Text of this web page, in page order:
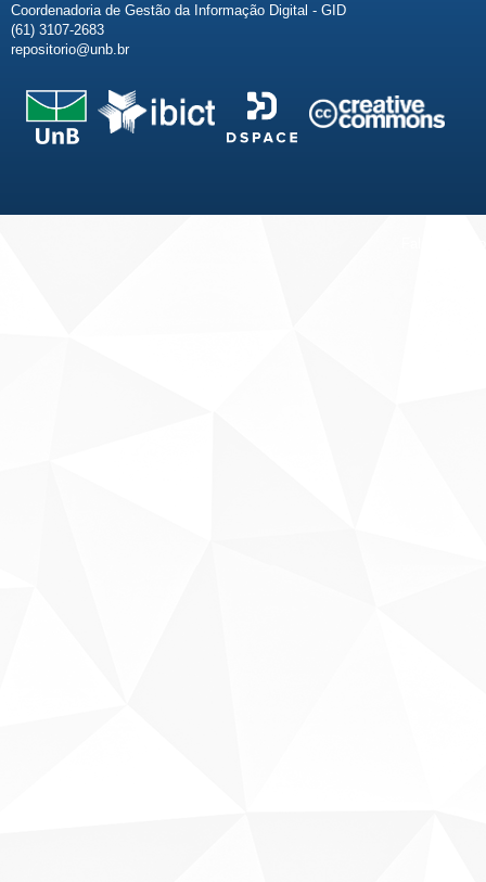
Coordenadoria de Gestão da Informação Digital - GID
(61) 3107-2683
repositorio@unb.br